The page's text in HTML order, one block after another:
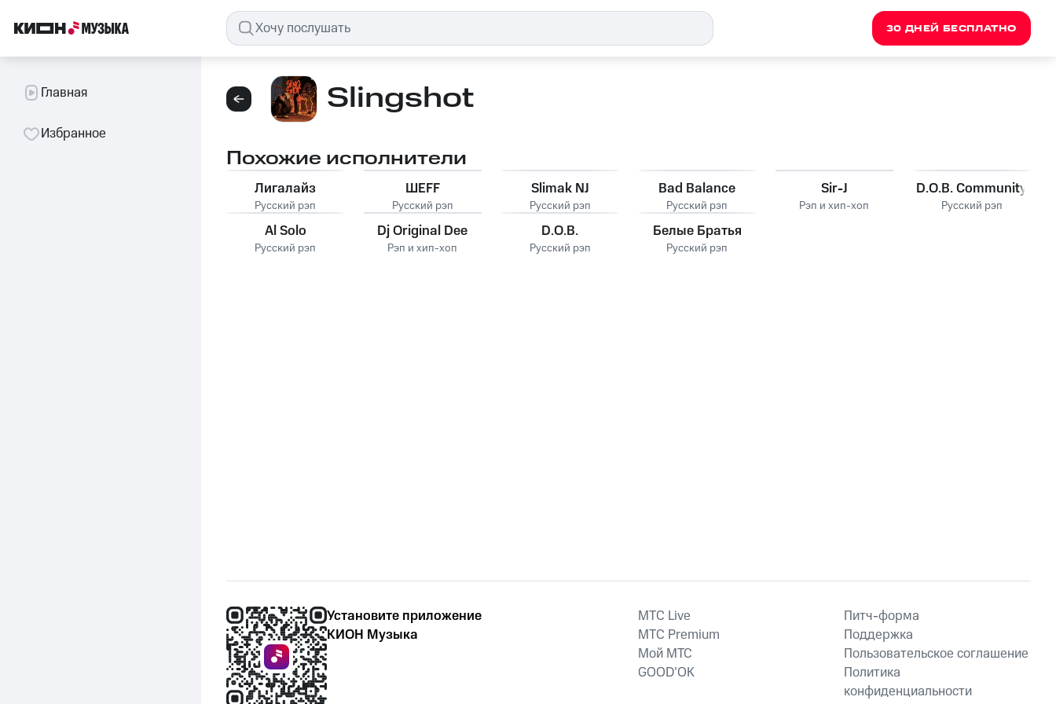
30 ДНЕЙ БЕСПЛАТНО
Главная
Избранное
Slingshot
Похожие исполнители
Лигалайз
Русский рэп
ШЕFF
Русский рэп
Slimak NJ
Русский рэп
Bad Balance
Русский рэп
Sir-J
Рэп и хип-хоп
D.O.B. Community
Русский рэп
Al Solo
Русский рэп
Dj Original Dee
Рэп и хип-хоп
D.O.B.
Русский рэп
Белые Братья
Русский рэп
Установите приложение
КИОН Музыка
MTС Live
MTС Premium
Мой МТС
GOOD’OK
Питч-форма
Поддержка
Пользовательское соглашение
Политика
конфиденциальности